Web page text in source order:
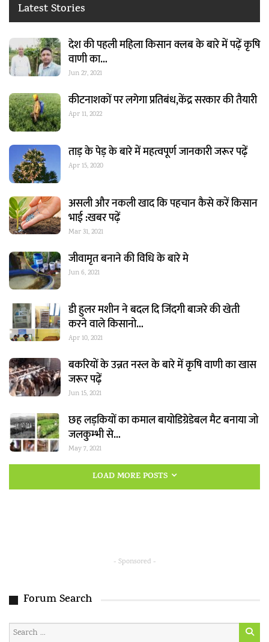
Latest Stories
देश की पहली महिला किसान क्लब के बारे में पढ़ें कृषि
वाणी का…
Jun 27, 2021
कीटनाशकों पर लगेगा प्रतिबंध,केंद्र सरकार की तैयारी
Apr 11, 2022
ताड़ के पेड़ के बारे में महत्वपूर्ण जानकारी जरूर पढ़ें
Apr 15, 2020
असली और नकली खाद कि पहचान कैसे करें किसान
भाई :खबर पढ़ें
Mar 31, 2021
जीवामृत बनाने की विधि के बारे मे
Jun 6, 2021
डी हुलर मशीन ने बदल दि जिंदगी बाजरे की खेती
करने वाले किसानो…
Apr 10, 2021
बकरियों के उन्नत नस्ल के बारे में कृषि वाणी का खास
जरूर पढ़ें
Jun 15, 2021
छह लड़कियों का कमाल बायोडिग्रेडेबल मैट बनाया जो
जलकुम्भी से…
May 7, 2021
LOAD MORE POSTS
- Sponsored -
Forum Search